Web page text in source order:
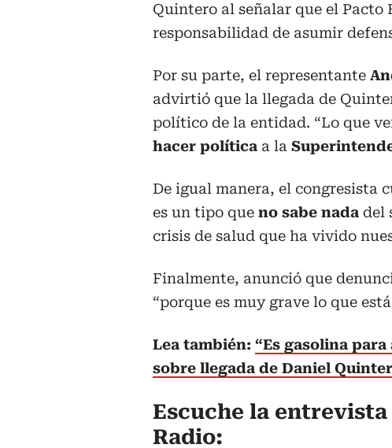
Quintero al señalar que el
responsabilidad de asumir
Por su parte, el representante
advirtió que la llegada de
político de la entidad. “Lo que
hacer política a la
De igual manera, el congresista
es un tipo que no sabe nada del
crisis de salud que ha vivido
Finalmente, anunció que
“porque es muy grave lo que
Lea también: “Es gasolina
sobre llegada de Daniel
Escuche la entrevista
Radio: